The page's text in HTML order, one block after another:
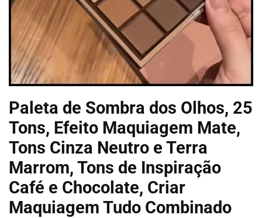
Paleta de Sombra dos Olhos, 25
Tons, Efeito Maquiagem Mate,
Tons Cinza Neutro e Terra
Marrom, Tons de Inspiração
Café e Chocolate, Criar
Maquiagem Tudo Combinado